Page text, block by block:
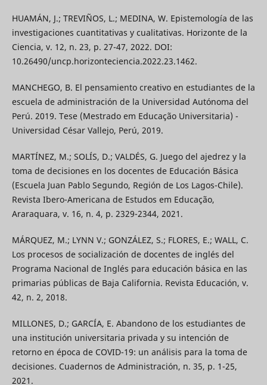
HUAMÁN, J.; TREVIÑOS, L.; MEDINA, W. Epistemología de las
investigaciones cuantitativas y cualitativas. Horizonte de la
Ciencia, v. 12, n. 23, p. 27-47, 2022. DOI:
10.26490/uncp.horizonteciencia.2022.23.1462.
MANCHEGO, B. El pensamiento creativo en estudiantes de la
escuela de administración de la Universidad Autónoma del
Perú. 2019. Tese (Mestrado em Educação Universitaria) -
Universidad César Vallejo, Perú, 2019.
MARTÍNEZ, M.; SOLÍS, D.; VALDÉS, G. Juego del ajedrez y la
toma de decisiones en los docentes de Educación Básica
(Escuela Juan Pablo Segundo, Región de Los Lagos-Chile).
Revista Ibero-Americana de Estudos em Educação,
Araraquara, v. 16, n. 4, p. 2329-2344, 2021.
MÁRQUEZ, M.; LYNN V.; GONZÁLEZ, S.; FLORES, E.; WALL, C.
Los procesos de socialización de docentes de inglés del
Programa Nacional de Inglés para educación básica en las
primarias públicas de Baja California. Revista Educación, v.
42, n. 2, 2018.
MILLONES, D.; GARCÍA, E. Abandono de los estudiantes de
una institución universitaria privada y su intención de
retorno en época de COVID-19: un análisis para la toma de
decisiones. Cuadernos de Administración, n. 35, p. 1-25,
2021.